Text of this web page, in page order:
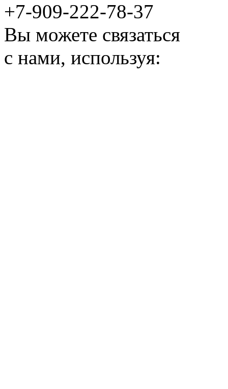
+7-909-222-78-37
Вы можете связаться
с нами, используя: